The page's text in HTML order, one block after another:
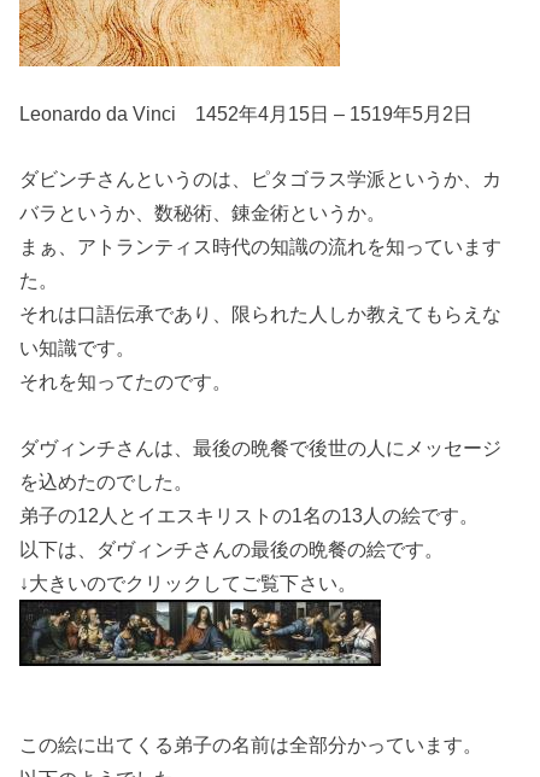
Leonardo da Vinci 1452年4月15日 – 1519年5月2日
ダビンチさんというのは、ピタゴラス学派というか、カ
バラというか、数秘術、錬金術というか。
まぁ、アトランティス時代の知識の流れを知っています
た。
それは口語伝承であり、限られた人しか教えてもらえな
い知識です。
それを知ってたのです。
ダヴィンチさんは、最後の晩餐で後世の人にメッセージ
を込めたのでした。
弟子の12人とイエスキリストの1名の13人の絵です。
以下は、ダヴィンチさんの最後の晩餐の絵です。
↓大きいのでクリックしてご覧下さい。
この絵に出てくる弟子の名前は全部分かっています。